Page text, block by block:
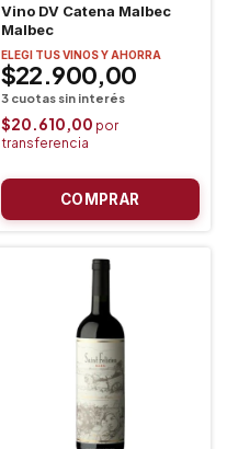
Vino DV Catena Malbec
Malbec
ELEGI TUS VINOS Y AHORRA
$22.900,00
$20.610,00